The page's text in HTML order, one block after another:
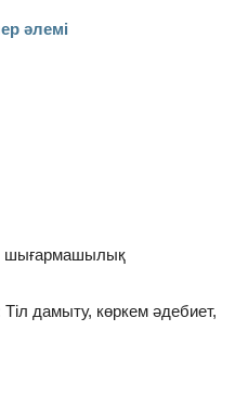
әлемі
шығармашылық
Тіл дамыту, көркем әдебиет,